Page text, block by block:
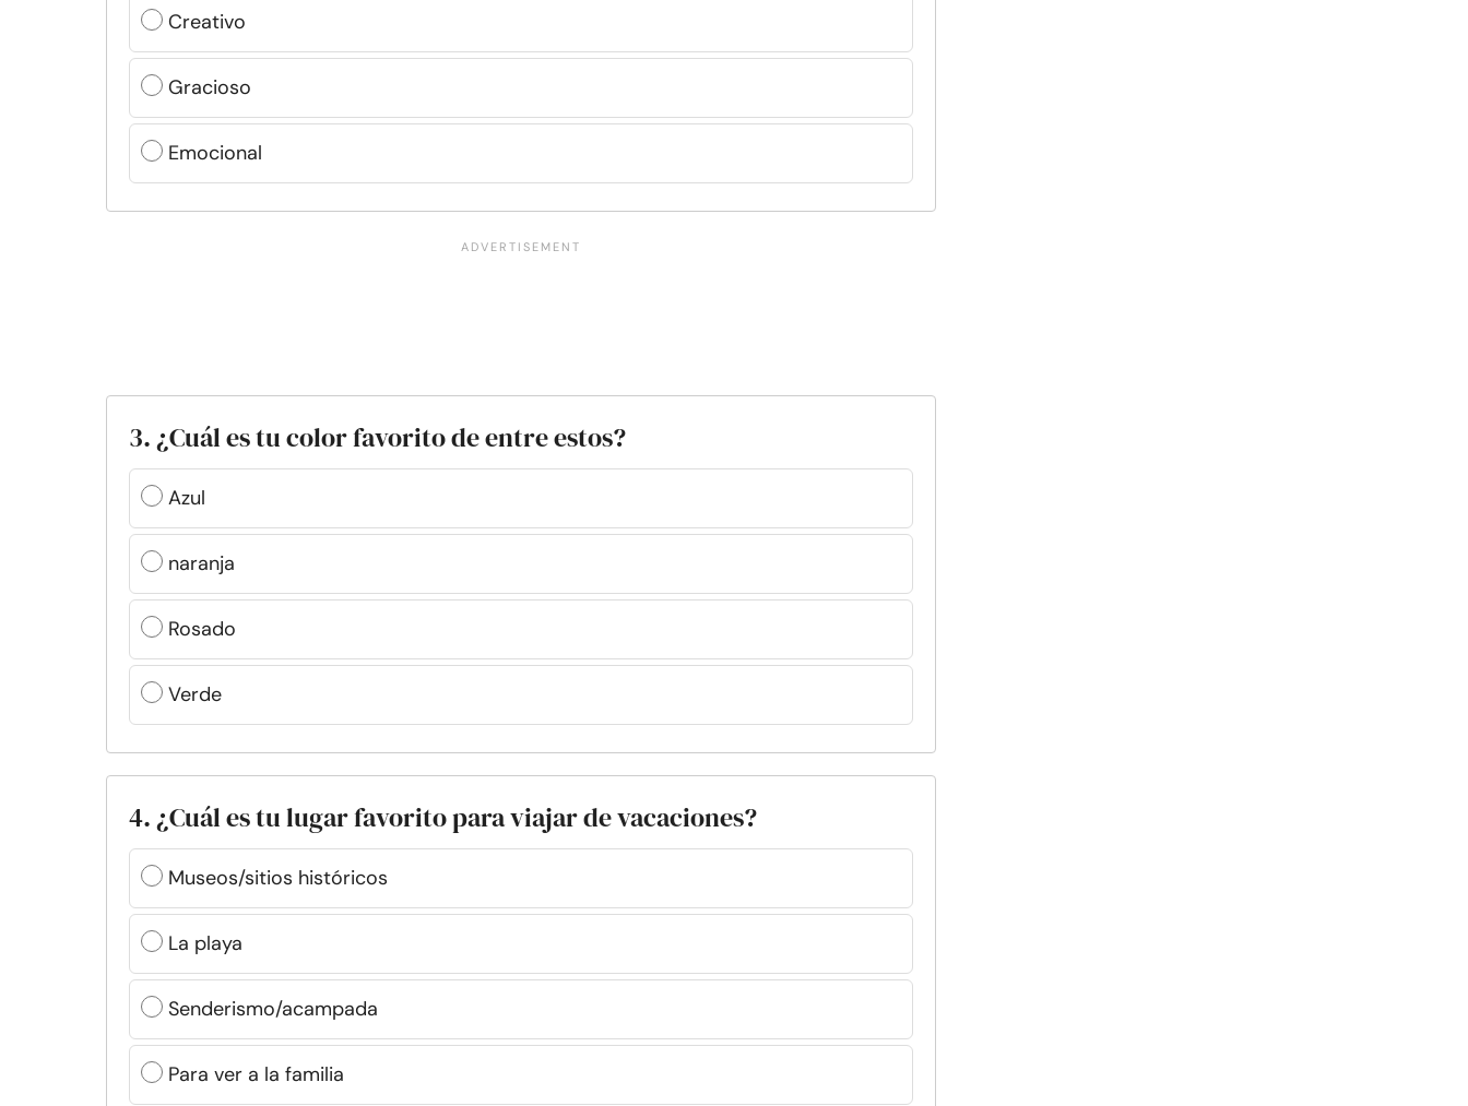
Creativo
Gracioso
Emocional
3. ¿Cuál es tu color favorito de entre estos?
Azul
naranja
Rosado
Verde
4. ¿Cuál es tu lugar favorito para viajar de vacaciones?
Museos/sitios históricos
La playa
Senderismo/acampada
Para ver a la familia